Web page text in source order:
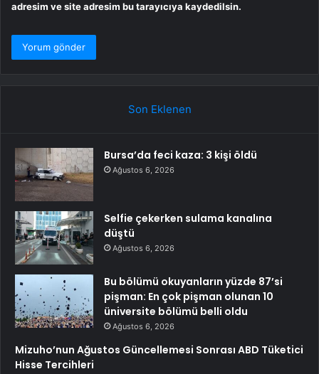
adresim ve site adresim bu tarayıcıya kaydedilsin.
Son Eklenen
Bursa’da feci kaza: 3 kişi öldü
Ağustos 6, 2026
Selfie çekerken sulama kanalına
düştü
Ağustos 6, 2026
Bu bölümü okuyanların yüzde 87’si
pişman: En çok pişman olunan 10
üniversite bölümü belli oldu
Ağustos 6, 2026
Mizuho’nun Ağustos Güncellemesi Sonrası ABD Tüketici
Hisse Tercihleri